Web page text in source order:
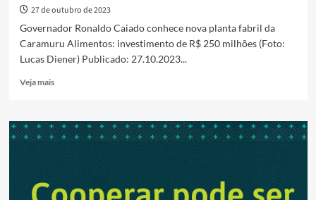
27 de outubro de 2023
Governador Ronaldo Caiado conhece nova planta fabril da
Caramuru Alimentos: investimento de R$ 250 milhões (Foto:
Lucas Diener) Publicado: 27.10.2023...
Veja maisRead
Goiás
tem
Proteína